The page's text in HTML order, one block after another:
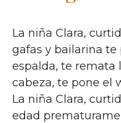
La niña Clara,
gafas y bailarina te
espalda, te remata
cabeza, te pone el
La niña Clara,
edad